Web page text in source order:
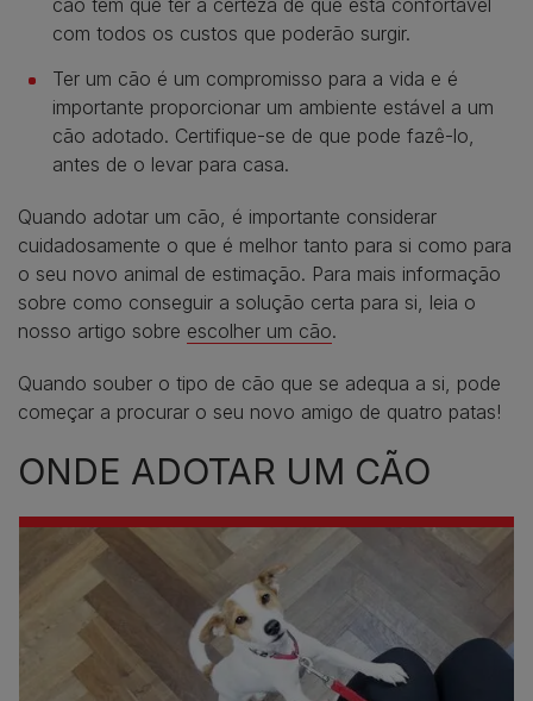
com todos os custos que poderão surgir.
Ter um cão é um compromisso para a vida e é
importante proporcionar um ambiente estável a um
cão adotado. Certifique-se de que pode fazê-lo,
antes de o levar para casa.
Quando adotar um cão, é importante considerar
cuidadosamente o que é melhor tanto para si como para
o seu novo animal de estimação. Para mais informação
sobre como conseguir a solução certa para si, leia o
nosso artigo sobre escolher um cão.
Quando souber o tipo de cão que se adequa a si, pode
começar a procurar o seu novo amigo de quatro patas!
ONDE ADOTAR UM CÃO